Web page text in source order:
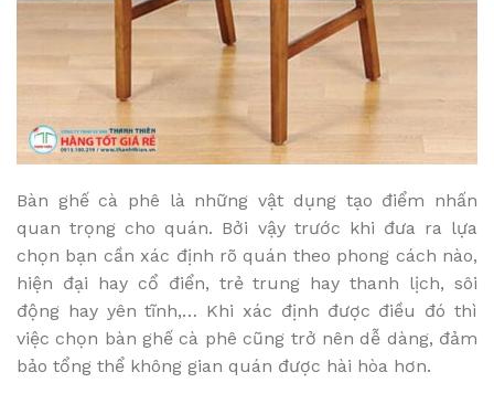
Bàn ghế cà phê là những vật dụng tạo điểm nhấn
quan trọng cho quán. Bởi vậy trước khi đưa ra lựa
chọn bạn cần xác định rõ quán theo phong cách nào,
hiện đại hay cổ điển, trẻ trung hay thanh lịch, sôi
động hay yên tĩnh,… Khi xác định được điều đó thì
việc chọn bàn ghế cà phê cũng trở nên dễ dàng, đảm
bảo tổng thể không gian quán được hài hòa hơn.